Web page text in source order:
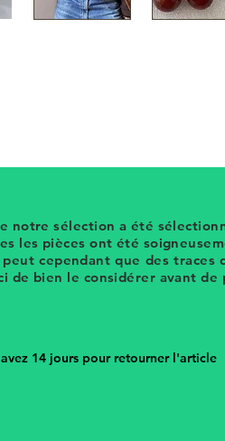
notre sélection a été
les pièces ont été
peut cependant que des
de bien le considérer avant de
14 jours pour retourner l'article